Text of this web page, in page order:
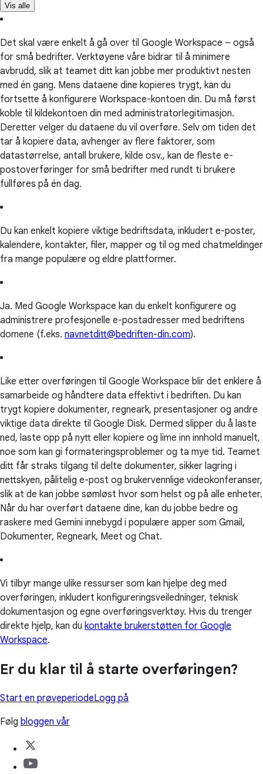
Vis alle
Det skal være enkelt å gå over til Google Workspace – også
for små bedrifter. Verktøyene våre bidrar til å minimere
avbrudd, slik at teamet ditt kan jobbe mer produktivt nesten
med én gang. Mens dataene dine kopieres trygt, kan du
fortsette å konfigurere Workspace-kontoen din. Du må først
koble til kildekontoen din med administratorlegitimasjon.
Deretter velger du dataene du vil overføre. Selv om tiden det
tar å kopiere data, avhenger av flere faktorer, som
datastørrelse, antall brukere, kilde osv., kan de fleste e-
postoverføringer for små bedrifter med rundt ti brukere
fullføres på én dag.
Du kan enkelt kopiere viktige bedriftsdata, inkludert e-poster,
kalendere, kontakter, filer, mapper og til og med chatmeldinger
fra mange populære og eldre plattformer.
Ja. Med Google Workspace kan du enkelt konfigurere og
administrere profesjonelle e-postadresser med bedriftens
domene (f.eks. navnetditt@bedriften-din.com).
Like etter overføringen til Google Workspace blir det enklere å
samarbeide og håndtere data effektivt i bedriften. Du kan
trygt kopiere dokumenter, regneark, presentasjoner og andre
viktige data direkte til Google Disk. Dermed slipper du å laste
ned, laste opp på nytt eller kopiere og lime inn innhold manuelt,
noe som kan gi formateringsproblemer og ta mye tid. Teamet
ditt får straks tilgang til delte dokumenter, sikker lagring i
nettskyen, pålitelig e-post og brukervennlige videokonferanser,
slik at de kan jobbe sømløst hvor som helst og på alle enheter.
Når du har overført dataene dine, kan du jobbe bedre og
raskere med Gemini innebygd i populære apper som Gmail,
Dokumenter, Regneark, Meet og Chat.
Vi tilbyr mange ulike ressurser som kan hjelpe deg med
overføringen, inkludert konfigureringsveiledninger, teknisk
dokumentasjon og egne overføringsverktøy. Hvis du trenger
direkte hjelp, kan du kontakte brukerstøtten for Google
Workspace.
Er du klar til å starte overføringen?
Start en prøveperiodeLogg på
Følg bloggen vår